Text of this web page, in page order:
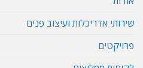
שירותי אדריכלות ועיצוב פנים
פרויקטים